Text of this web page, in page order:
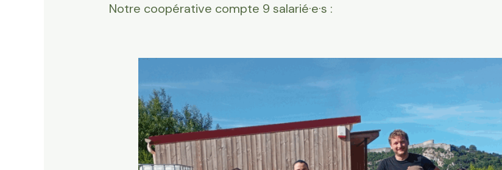
Notre coopérative compte 9 salarié·e·s :